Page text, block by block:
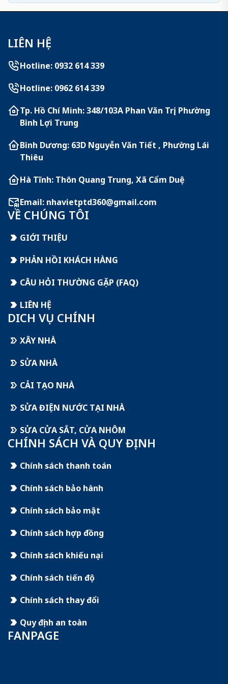
LIÊN HỆ
Hotline: 0932 614 339
Hotline: 0962 614 339
Tp. Hồ Chí Minh: 348/103A Phan Văn Trị, Phường
Bình Lợi Trung
Bình Dương: 63D Nguyễn Văn Tiết , Phường Lái
Thiêu
Hà Tĩnh: Thôn Quang Trung, Xã Cẩm Duệ
Email: nhavietptd360@gmail.com
VỀ CHÚNG TÔI
GIỚI THIỆU
PHẢN HỒI KHÁCH HÀNG
CÂU HỎI THƯỜNG GẶP (FAQ)
LIÊN HỆ
DỊCH VỤ CHÍNH
XÂY NHÀ
SỬA NHÀ
CẢI TẠO NHÀ
SỬA ĐIỆN NƯỚC TẠI NHÀ
SỬA CỬA SẮT, CỬA NHÔM
CHÍNH SÁCH VÀ QUY ĐỊNH
Chính sách thanh toán
Chính sách bảo hành
Chính sách bảo mật
Chính sách hợp đồng
Chính sách khiếu nại
Chính sách tiến độ
Chính sách thay đổi
Quy định an toàn
FANPAGE